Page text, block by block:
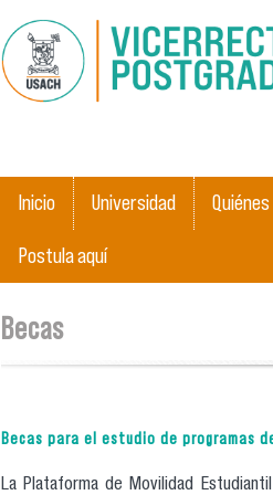
Main menu
Inicio Universidad
Postula aquí
You are here
Becas
Becas para el estudio de programas
La Plataforma de Movilidad